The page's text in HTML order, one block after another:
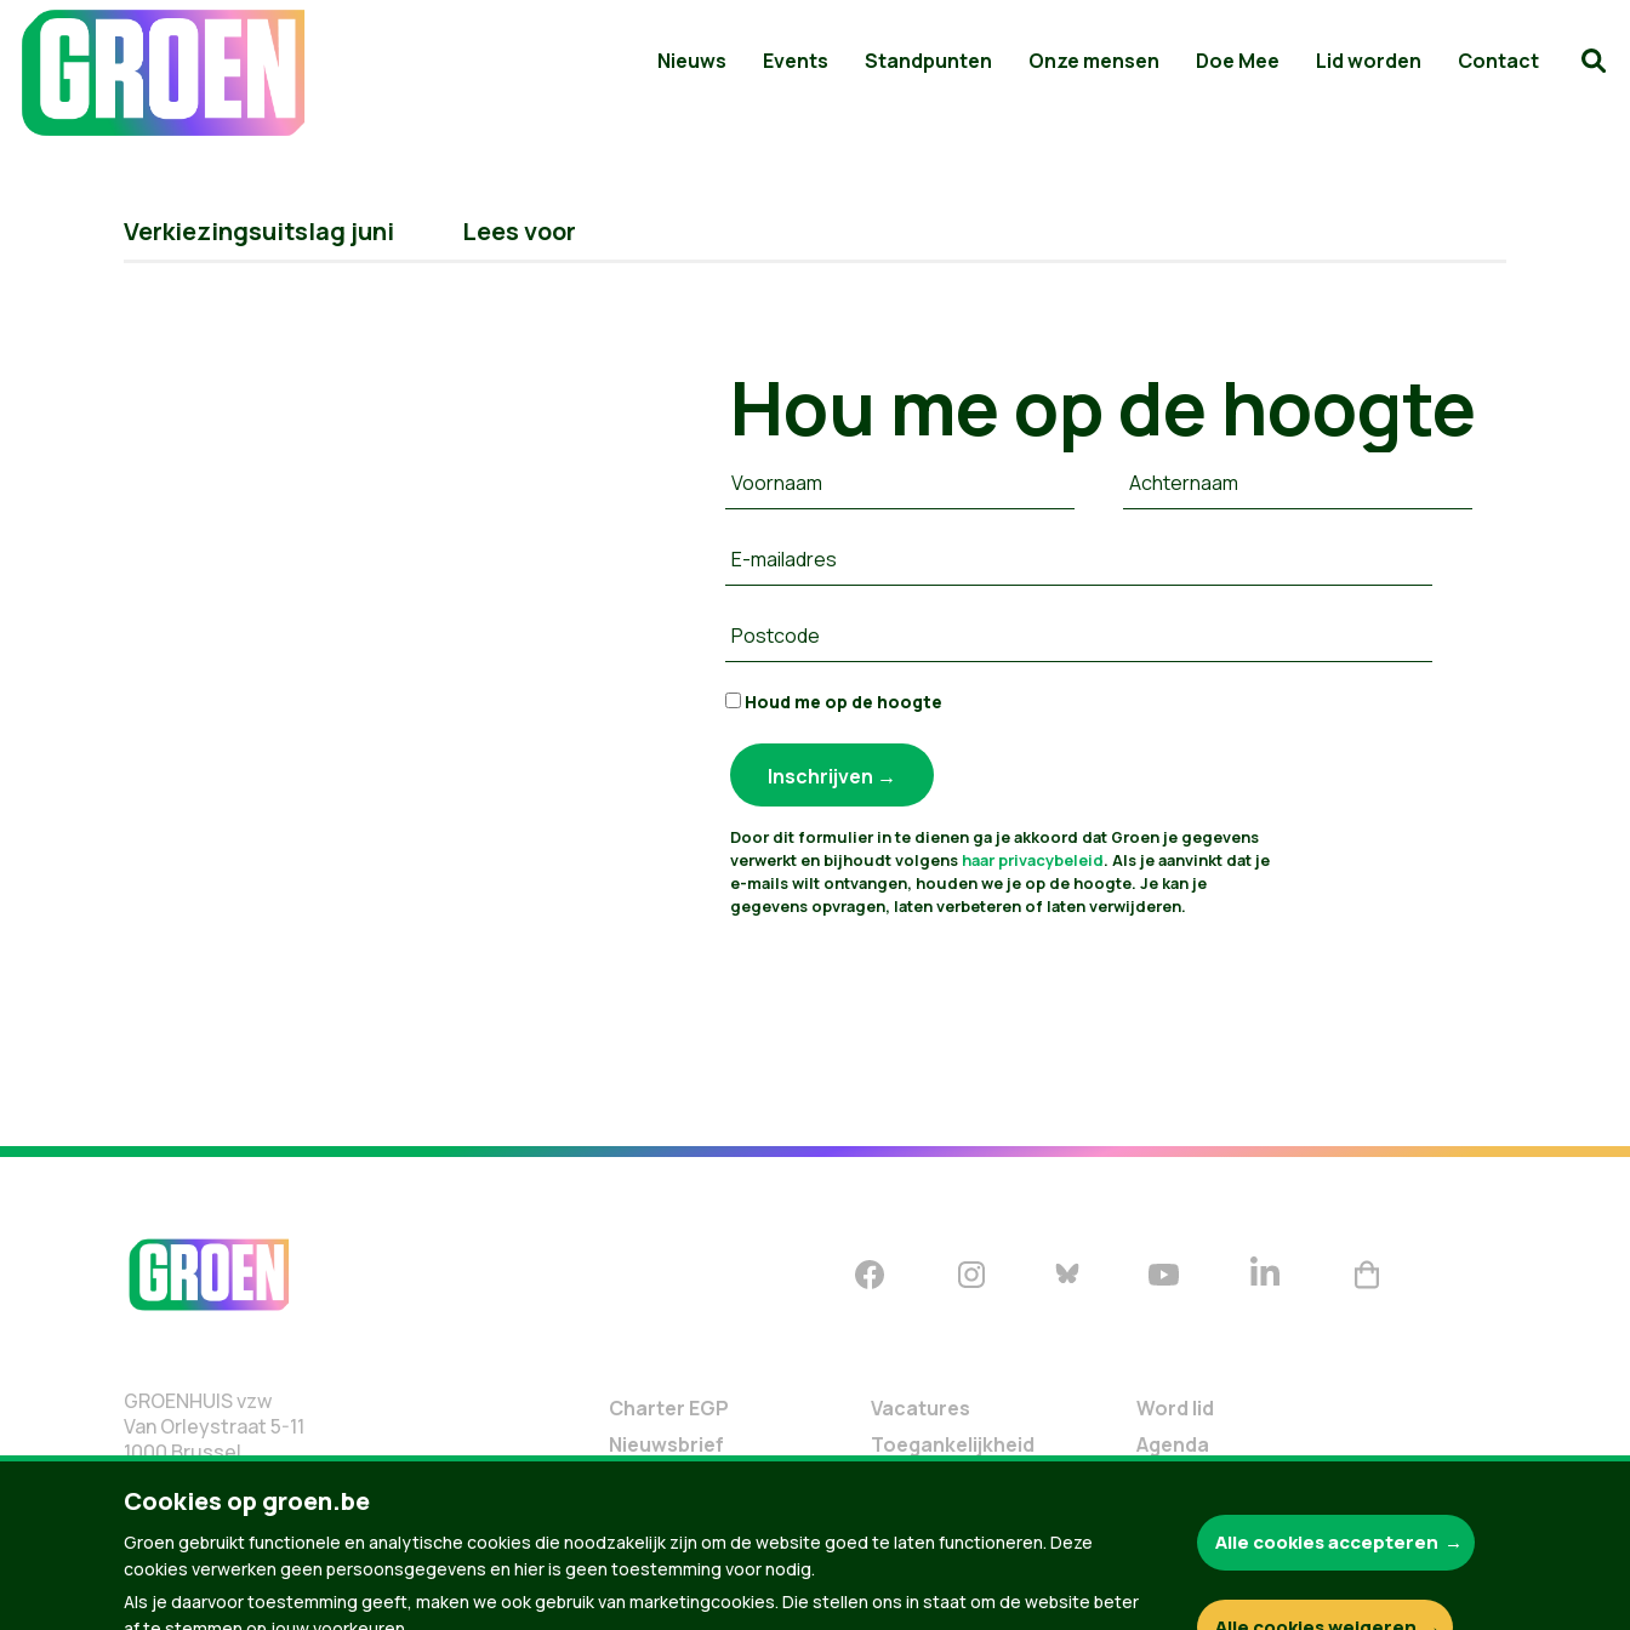
Nieuws Events Standpunten Onze mensen Doe Mee Lid worden Contact
Verkiezingsuitslag juni Lees voor
Hou me op de hoogte
Voornaam Achternaam
E-mailadres
Postcode
Houd me op de hoogte
Door dit formulier in te dienen ga je akkoord dat Groen je gegevens
verwerkt en bijhoudt volgens haar privacybeleid. Als je aanvinkt dat je
e-mails wilt ontvangen, houden we je op de hoogte. Je kan je
gegevens opvragen, laten verbeteren of laten verwijderen.
GROENHUIS vzw
Van Orleystraat 5-11
1000 Brussel
02 219 19 19
Charter EGP
Nieuwsbrief
Groen in je buurt
Meldpunt
Vacatures
Toegankelijkheid
Word lid
Agenda
Verleng je lidmaatschap
Programma oktober 2024
Cookies op groen.be
Groen gebruikt functionele en analytische cookies die noodzakelijk zijn om de website goed te laten functioneren. Deze
cookies verwerken geen persoonsgegevens en hier is geen toestemming voor nodig.
Als je daarvoor toestemming geeft, maken we ook gebruik van marketingcookies. Die stellen ons in staat om de website beter
Alle cookies accepteren